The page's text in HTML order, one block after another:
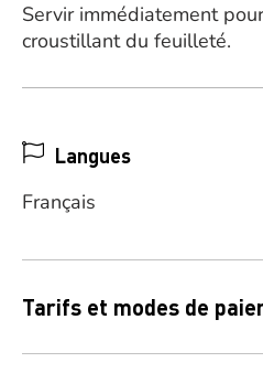
Servir immédiatement
croustillant du feuilleté.
Langues
Français
Tarifs et modes de